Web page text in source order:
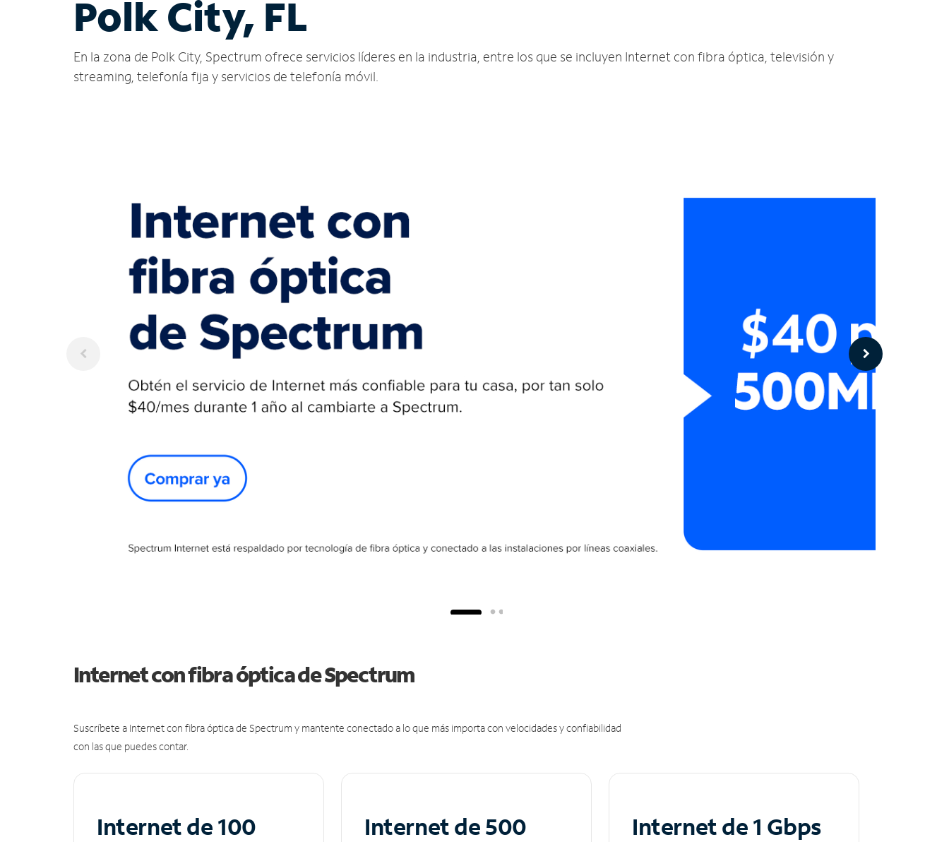
Polk City, FL
En la zona de Polk City, Spectrum ofrece servicios líderes en la industria, entre los que se incluyen Internet con fibra óptica, televisión y
streaming, telefonía fija y servicios de telefonía móvil.
Internet con fibra óptica de Spectrum
Suscríbete a Internet con fibra óptica de Spectrum y mantente conectado a lo que más importa con velocidades y confiabilidad
con las que puedes contar.
Internet de 100
Internet de 500
Internet de 1 Gbps